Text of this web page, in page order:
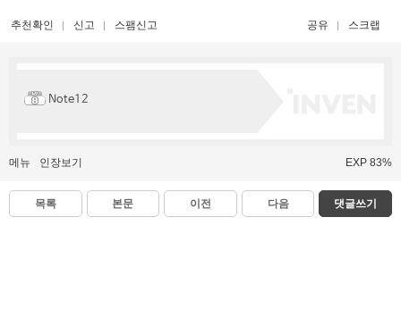
추천확인 신고 스팸신고 공유 스크랩
Note12
메뉴 인장보기 EXP 83%
목록 본문 이전 다음 댓글쓰기